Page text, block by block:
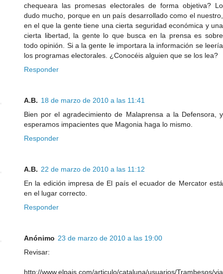
chequeara las promesas electorales de forma objetiva? Lo
dudo mucho, porque en un país desarrollado como el nuestro,
en el que la gente tiene una cierta seguridad económica y una
cierta libertad, la gente lo que busca en la prensa es sobre
todo opinión. Si a la gente le importara la información se leería
los programas electorales. ¿Conocéis alguien que se los lea?
Responder
A.B. 18 de marzo de 2010 a las 11:41
Bien por el agradecimiento de Malaprensa a la Defensora, y
esperamos impacientes que Magonia haga lo mismo.
Responder
A.B. 22 de marzo de 2010 a las 11:12
En la edición impresa de El país el ecuador de Mercator está
en el lugar correcto.
Responder
Anónimo 23 de marzo de 2010 a las 19:00
Revisar:
http://www.elpais.com/articulo/cataluna/usuarios/Trambesos/via